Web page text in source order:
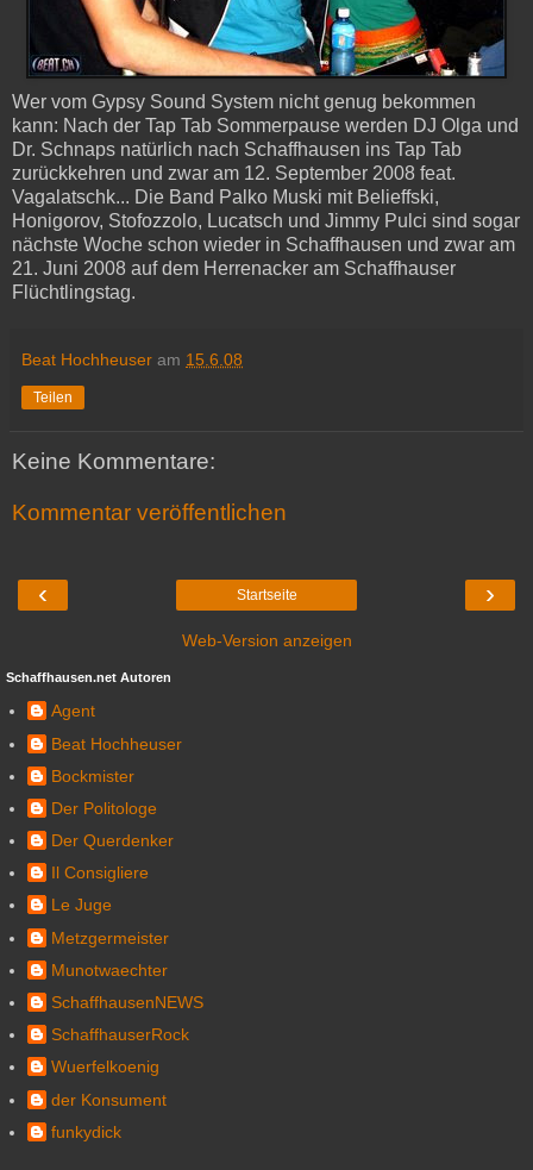
Wer vom Gypsy Sound System nicht genug bekommen
kann: Nach der Tap Tab Sommerpause werden DJ Olga und
Dr. Schnaps natürlich nach Schaffhausen ins Tap Tab
zurückkehren und zwar am 12. September 2008 feat.
Vagalatschk... Die Band Palko Muski mit Belieffski,
Honigorov, Stofozzolo, Lucatsch und Jimmy Pulci sind sogar
nächste Woche schon wieder in Schaffhausen und zwar am
21. Juni 2008 auf dem Herrenacker am Schaffhauser
Flüchtlingstag.
Beat Hochheuser am 15.6.08
Teilen
Keine Kommentare:
Kommentar veröffentlichen
‹ ›
Startseite
Web-Version anzeigen
Schaffhausen.net Autoren
Agent
Beat Hochheuser
Bockmister
Der Politologe
Der Querdenker
Il Consigliere
Le Juge
Metzgermeister
Munotwaechter
SchaffhausenNEWS
SchaffhauserRock
Wuerfelkoenig
der Konsument
funkydick